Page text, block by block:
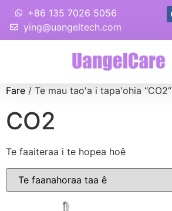
+86 135 7026 5056
ying@uangeltech.com
Fare / Te mau tao'a i tapa'ohia “CO2”
CO2
Te faaiteraa i te hopea hoê